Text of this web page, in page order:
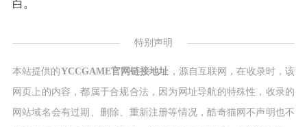
白。
特别声明
本站提供的YCCGAME官网链接地址 ，源自互联网，在收录时，该
网页上的内容，都属于合规合法，因为网址导航的特殊性，收录的
网站域名会有过期、删除、重新注册等情况，酷奇猫网不声明也不